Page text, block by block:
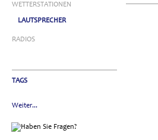
WETTERSTATIONEN
LAUTSPRECHER
RADIOS
TAGS
Weiter...